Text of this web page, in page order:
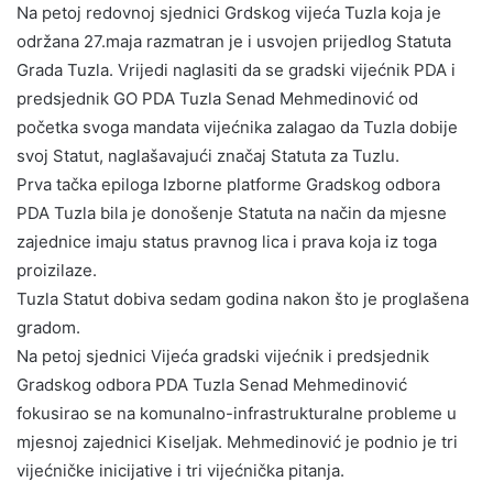
Na petoj redovnoj sjednici Grdskog vijeća Tuzla koja je
održana 27.maja razmatran je i usvojen prijedlog Statuta
Grada Tuzla. Vrijedi naglasiti da se gradski vijećnik PDA i
predsjednik GO PDA Tuzla Senad Mehmedinović od
početka svoga mandata vijećnika zalagao da Tuzla dobije
svoj Statut, naglašavajući značaj Statuta za Tuzlu.
Prva tačka epiloga Izborne platforme Gradskog odbora
PDA Tuzla bila je donošenje Statuta na način da mjesne
zajednice imaju status pravnog lica i prava koja iz toga
proizilaze.
Tuzla Statut dobiva sedam godina nakon što je proglašena
gradom.
Na petoj sjednici Vijeća gradski vijećnik i predsjednik
Gradskog odbora PDA Tuzla Senad Mehmedinović
fokusirao se na komunalno-infrastrukturalne probleme u
mjesnoj zajednici Kiseljak. Mehmedinović je podnio je tri
vijećničke inicijative i tri vijećnička pitanja.